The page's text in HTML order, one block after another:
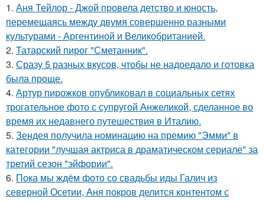
1. Аня Тейлор - Джой провела детство и юность,
перемещаясь между двумя совершенно разными
культурами - Аргентиной и Великобританией.
2. Татарский пирог "Сметанник".
3. Сразу 5 разных вкусов, чтобы не надоедало и готовка
была проще.
4. Артур пирожков опубликовал в социальных сетях
трогательное фото с супругой Анжеликой, сделанное во
время их недавнего путешествия в Италию.
5. Зендея получила номинацию на премию "Эмми" в
категории "лучшая актриса в драматическом сериале" за
третий сезон "эйфории".
6. Пока мы ждём фото со свадьбы иды Галич из
северной Осетии, Аня покров делится контентом с